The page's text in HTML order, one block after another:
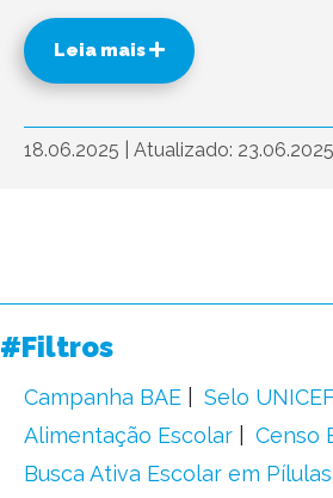
Leia mais
18.06.2025 Atualizado: 23.06.2025
#Filtros
Campanha BAE Selo
Alimentação Escolar
Censo
Busca Ativa Escolar em Pílulas